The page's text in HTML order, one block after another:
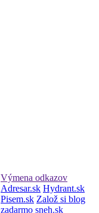
Výmena odkazov
Adresar.sk Hydrant.sk
Pisem.sk Založ si blog
zadarmo sneh.sk